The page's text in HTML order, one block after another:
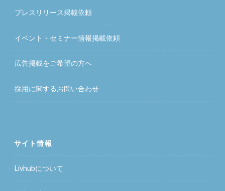
プレスリリース掲載依頼
イベント・セミナー情報掲載依頼
広告掲載をご希望の方へ
採用に関するお問い合わせ
サイト情報
Livhubについて